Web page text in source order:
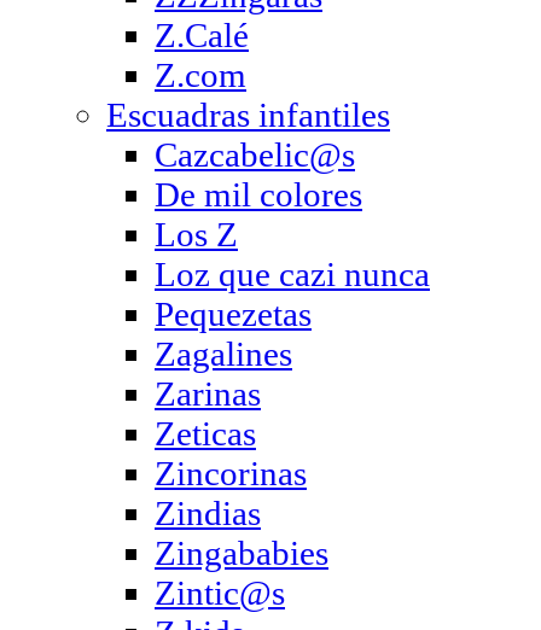
Z.Calé
Z.com
Escuadras infantiles
Cazcabelic@s
De mil colores
Los Z
Loz que cazi nunca
Pequezetas
Zagalines
Zarinas
Zeticas
Zincorinas
Zindias
Zingababies
Zintic@s